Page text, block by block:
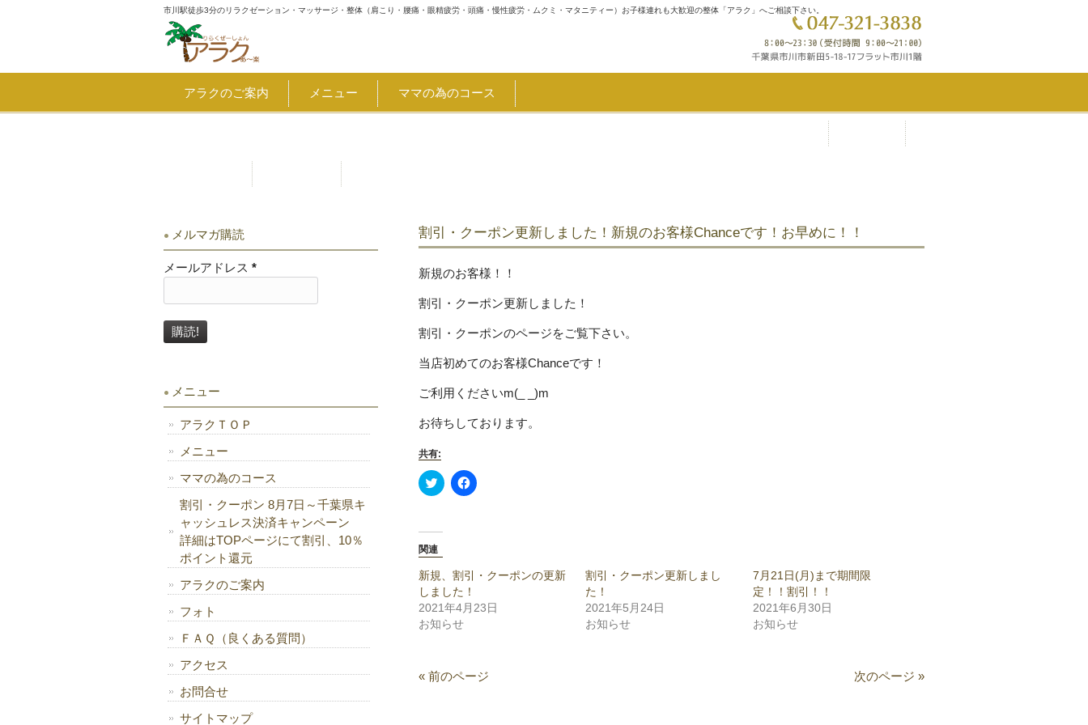
市川駅徒歩3分のリラクゼーション・マッサージ・整体（肩こり・腰痛・眼精疲労・頭痛・慢性疲労・ムクミ・マタニティー）お子様連れも大歓迎の整体「アラク」へご相談下さい。
アラクのご案内 メニュー ママの為のコース
割引・クーポン更新しました！新規のお客様Chanceです！お早めに！！
新規のお客様！！
割引・クーポン更新しました！
割引・クーポンのページをご覧下さい。
当店初めてのお客様Chanceです！
ご利用くださいm(_ _)m
お待ちしております。
共有:
Click
to
(新
い
ィ
ン
ド
ウ
で
開
Facebook
で
リ
ッ
し
(新
し
関連
新規、割引・クーポンの更新
しました！
2021年4月23日
お知らせ
割引・クーポン更新しまし
た！
2021年5月24日
お知らせ
7月21日(月)まで期間限
定！！割引！！
2021年6月30日
お知らせ
« 前のページ 次のページ »
メルマガ購読
メールアドレス *
メニュー
アラクＴＯＰ
メニュー
ママの為のコース
割引・クーポン 8月7日～千葉県キ
ャッシュレス決済キャンペーン
詳細はTOPページにて割引、10％
ポイント還元
アラクのご案内
フォト
ＦＡＱ（良くある質問）
アクセス
お問合せ
サイトマップ